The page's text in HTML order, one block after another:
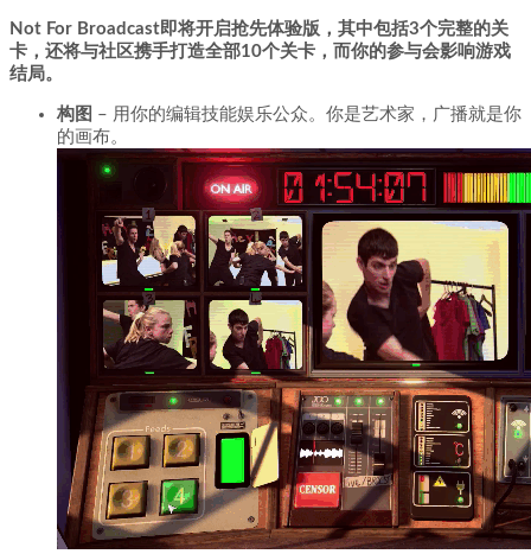
Not For Broadcast即将开启抢先体验版，其中包括3个完整的关
卡，还将与社区携手打造全部10个关卡，而你的参与会影响游戏
结局。
构图 – 用你的编辑技能娱乐公众。你是艺术家，广播就是你
的画布。